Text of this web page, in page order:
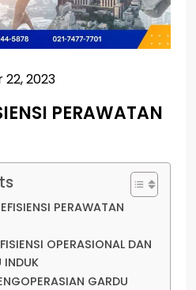
2023
PERAWATAN
PERAWATAN
OPERASIONAL DAN
INDUK
GARDU